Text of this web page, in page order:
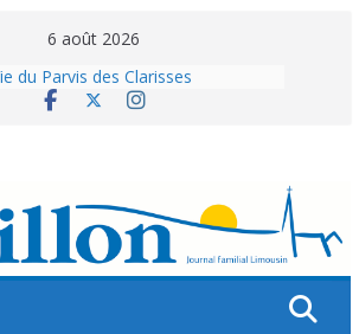
6 août 2026
du Parvis des Clarisses
La brochure « Des vacances
Splendeurs murales de nos églises
vous ! Réabonnez-vous !